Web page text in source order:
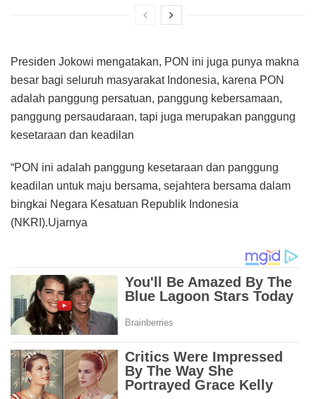
Presiden Jokowi mengatakan, PON ini juga punya makna
besar bagi seluruh masyarakat Indonesia, karena PON
adalah panggung persatuan, panggung kebersamaan,
panggung persaudaraan, tapi juga merupakan panggung
kesetaraan dan keadilan
“PON ini adalah panggung kesetaraan dan panggung
keadilan untuk maju bersama, sejahtera bersama dalam
bingkai Negara Kesatuan Republik Indonesia
(NKRI).Ujarnya